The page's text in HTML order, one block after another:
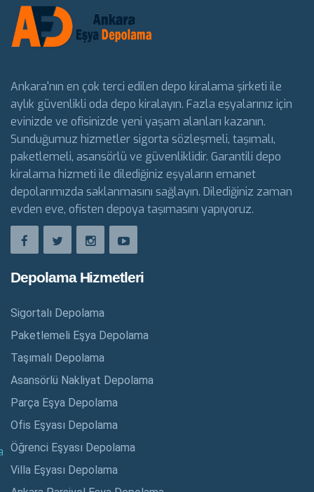
Ankara'nın en çok terci edilen depo kiralama şirketi ile
aylık güvenlikli oda depo kiralayın. Fazla eşyalarınız için
evinizde ve ofisinizde yeni yaşam alanları kazanın.
Sunduğumuz hizmetler sigorta sözleşmeli, taşımalı,
paketlemeli, asansörlü ve güvenliklidir. Garantili depo
kiralama hizmeti ile dilediğiniz eşyaların emanet
depolarımızda saklanmasını sağlayın. Dilediğiniz zaman
evden eve, ofisten depoya taşımasını yapıyoruz.
Depolama Hizmetleri
Sigortalı Depolama
Paketlemeli Eşya Depolama
Taşımalı Depolama
Asansörlü Nakliyat Depolama
Parça Eşya Depolama
Ofis Eşyası Depolama
Öğrenci Eşyası Depolama
Villa Eşyası Depolama